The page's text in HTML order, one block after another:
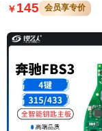
￥145 会员享专价